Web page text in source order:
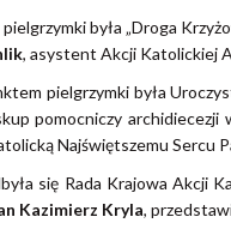
była „Droga
, asystent Akcji Katolickiej
pielgrzymki była
pomocniczy archidiecezji
Najświętszemu Sercu
się Rada Krajowa Akcji
Kazimierz Kryla,